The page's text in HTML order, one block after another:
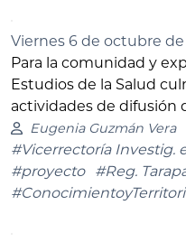
Viernes 6 de octubre de
Para la comunidad y
Estudios de la Salud
actividades de difusión
Eugenia Guzmán Vera
#Vicerrectoría Investig.
#proyecto
#Reg.